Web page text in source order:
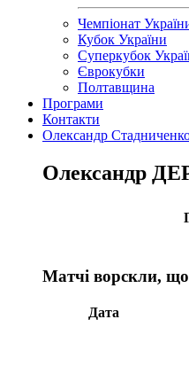
Чемпіонат
Кубок України
Суперкубок
Єврокубки
Полтавщина
Програми
Контакти
Олександр
Олександр
Матчі ворскли, що
Дата